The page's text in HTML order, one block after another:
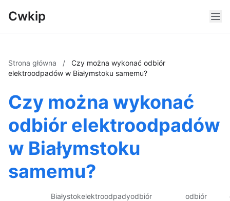
Cwkip
Strona główna /
Czy można wykonać odbiór
elektroodpadów w Białymstoku samemu?
Czy można wykonać
odbiór elektroodpadów
w Białymstoku
samemu?
Białystokelektroodpadyodbiór
odbiór